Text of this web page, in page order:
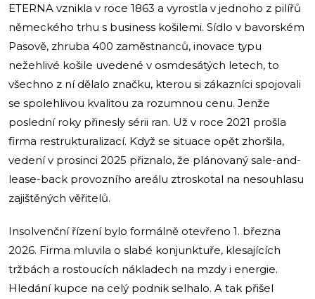
ETERNA vznikla v roce 1863 a vyrostla v jednoho z pilířů
německého trhu s business košilemi. Sídlo v bavorském
Pasově, zhruba 400 zaměstnanců, inovace typu
nežehlivé košile uvedené v osmdesátých letech, to
všechno z ní dělalo značku, kterou si zákazníci spojovali
se spolehlivou kvalitou za rozumnou cenu. Jenže
poslední roky přinesly sérii ran. Už v roce 2021 prošla
firma restrukturalizací. Když se situace opět zhoršila,
vedení v prosinci 2025 přiznalo, že plánovaný sale-and-
lease-back provozního areálu ztroskotal na nesouhlasu
zajištěných věřitelů.
Insolvenční řízení bylo formálně otevřeno 1. března
2026. Firma mluvila o slabé konjunktuře, klesajících
tržbách a rostoucích nákladech na mzdy i energie.
Hledání kupce na celý podnik selhalo. A tak přišel